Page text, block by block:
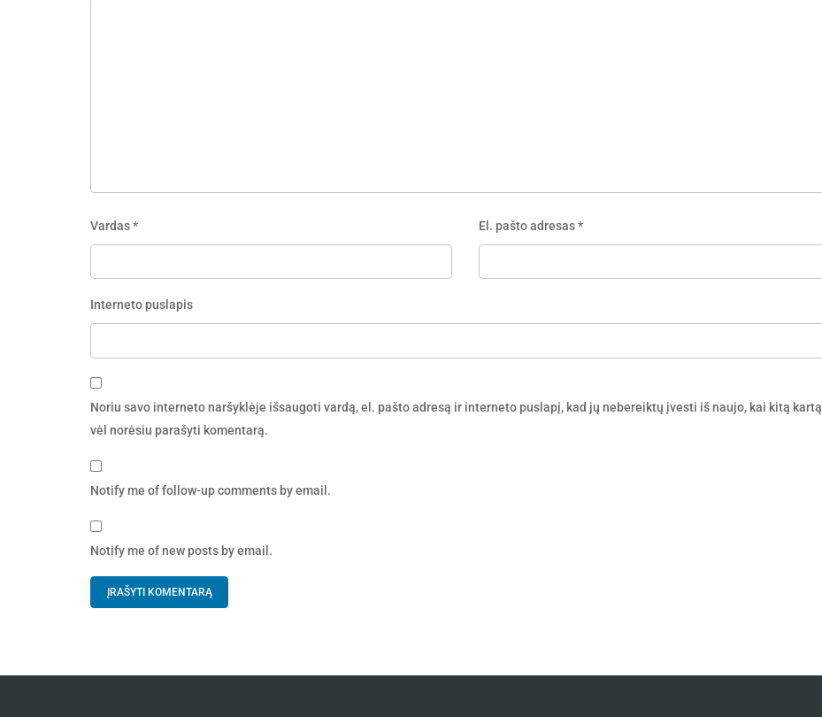
Vardas* El. pašto adresas*
Interneto puslapis
Noriu savo interneto naršyklėje išsaugoti vardą, el. pašto adresą ir interneto puslapį, kad jų nebereiktų įvesti iš naujo, kai kitą kartą
vėl norėsiu parašyti komentarą.
Notify me of follow-up comments by email.
Notify me of new posts by email.